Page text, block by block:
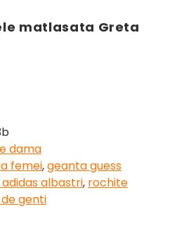
matlasata Greta
dama
femei,geanta guess
albastri, rochite
genti